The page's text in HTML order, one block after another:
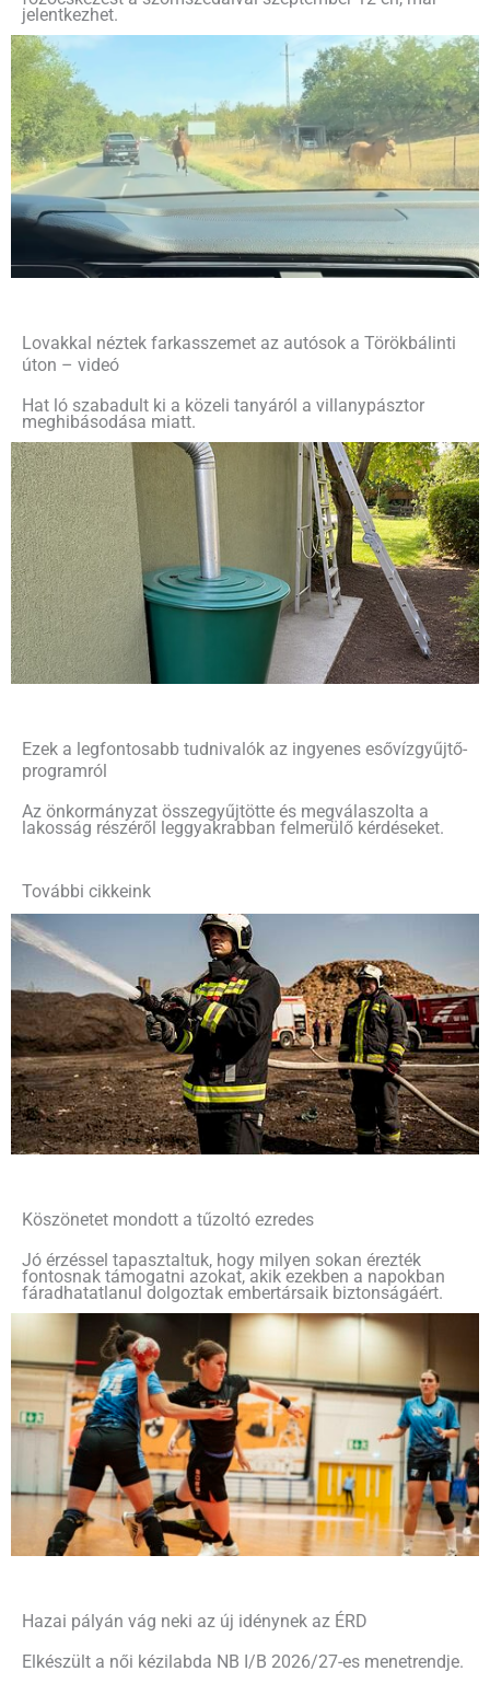
jelentkezhet.
Lovakkal néztek farkasszemet az autósok a Törökbálinti
úton – videó
Hat ló szabadult ki a közeli tanyáról a villanypásztor
meghibásodása miatt.
Ezek a legfontosabb tudnivalók az ingyenes esővízgyűjtő-
programról
Az önkormányzat összegyűjtötte és megválaszolta a
lakosság részéről leggyakrabban felmerülő kérdéseket.
További cikkeink
Köszönetet mondott a tűzoltó ezredes
Jó érzéssel tapasztaltuk, hogy milyen sokan érezték
fontosnak támogatni azokat, akik ezekben a napokban
fáradhatatlanul dolgoztak embertársaik biztonságáért.
Hazai pályán vág neki az új idénynek az ÉRD
Elkészült a női kézilabda NB I/B 2026/27-es menetrendje.